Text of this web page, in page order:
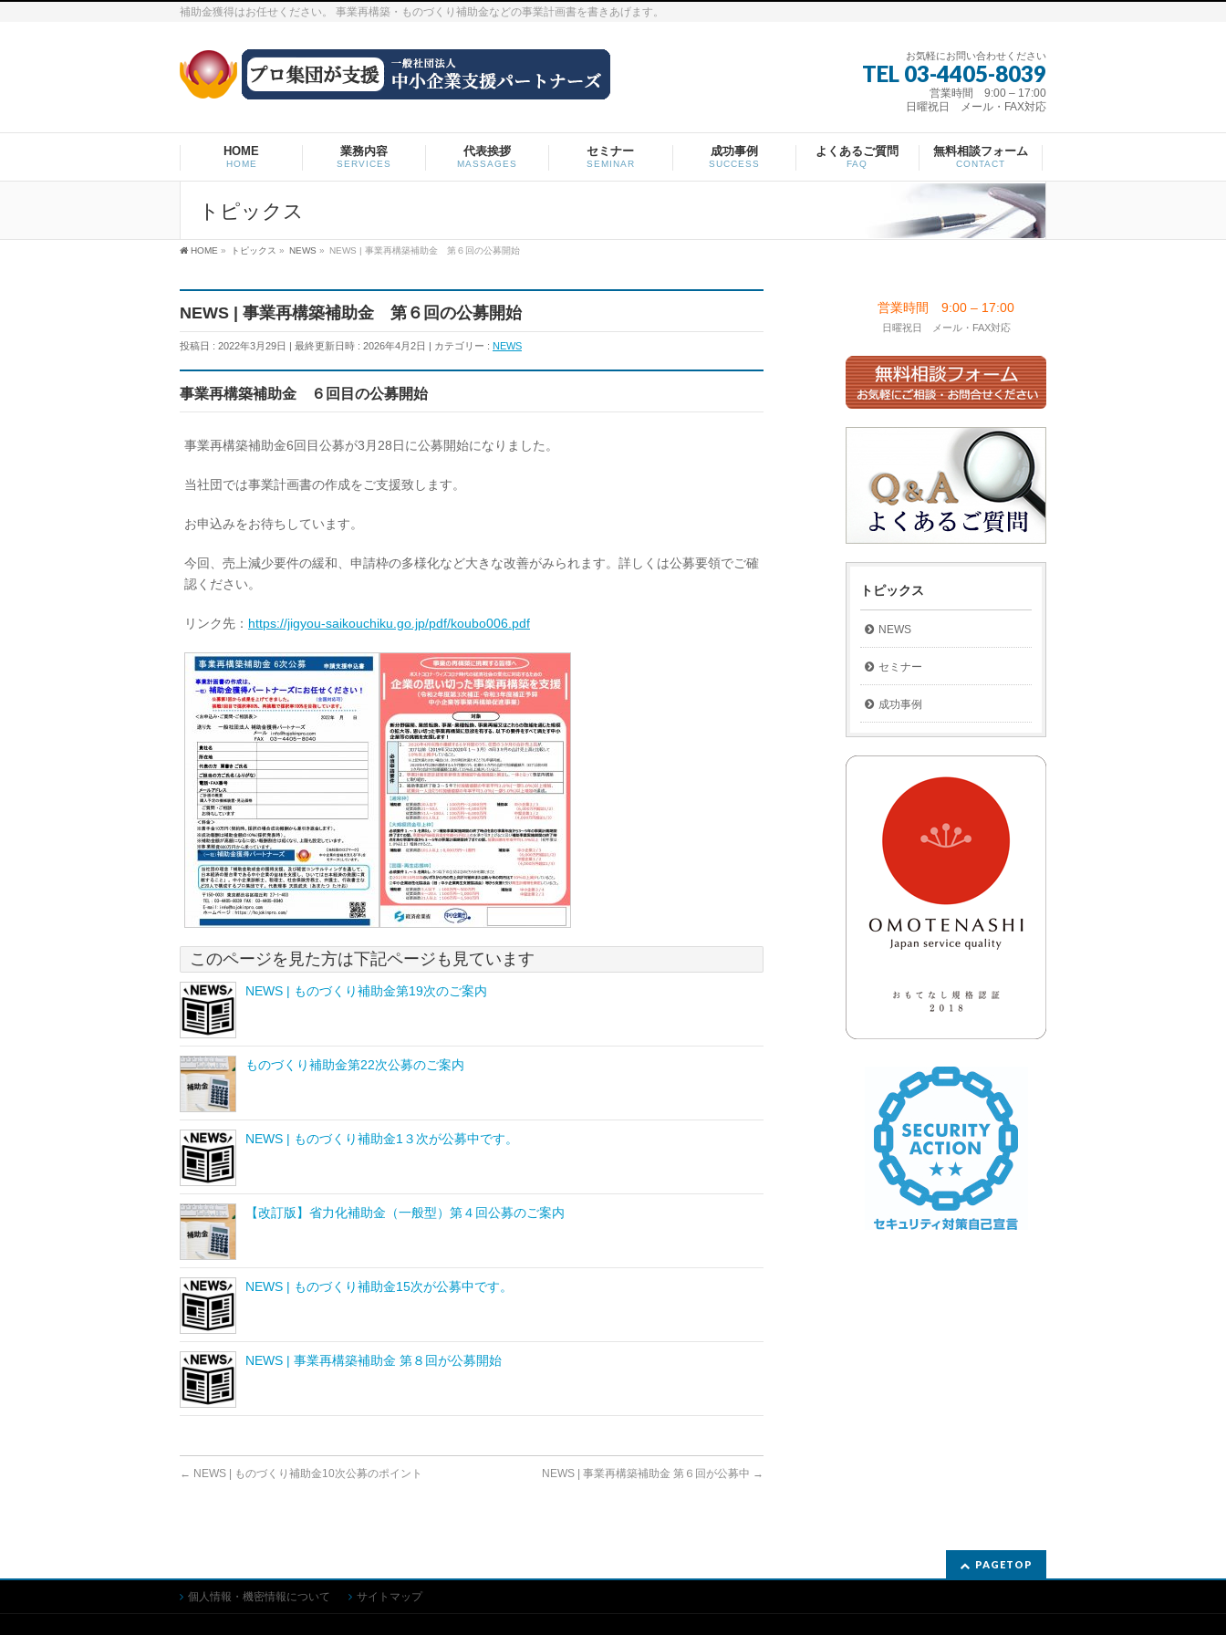
補助金獲得はお任せください。 事業再構築・ものづくり補助金などの事業計画書を書きあげます。
お気軽にお問い合わせください
TEL 03-4405-8039
営業時間 9:00 – 17:00
日曜祝日 メール・FAX対応
HOME
HOME
業務内容
SERVICES
代表挨拶
MASSAGES
セミナー
SEMINAR
成功事例
SUCCESS
よくあるご質問
FAQ
無料相談フォーム
CONTACT
トピックス
HOME » トピックス » NEWS » NEWS | 事業再構築補助金 第６回の公募開始
NEWS | 事業再構築補助金 第６回の公募開始
投稿日 : 2022年3月29日 最終更新日時 : 2026年4月2日 カテゴリー : NEWS
事業再構築補助金 ６回目の公募開始
事業再構築補助金6回目公募が3月28日に公募開始になりました。
当社団では事業計画書の作成をご支援致します。
お申込みをお待ちしています。
今回、売上減少要件の緩和、申請枠の多様化など大きな改善がみられます。詳しくは公募要領でご確
認ください。
リンク先： https://jigyou-saikouchiku.go.jp/pdf/koubo006.pdf
このページを見た方は下記ページも見ています
NEWS | ものづくり補助金第19次のご案内
ものづくり補助金第22次公募のご案内
NEWS | ものづくり補助金1３次が公募中です。
【改訂版】省力化補助金（一般型）第４回公募のご案内
NEWS | ものづくり補助金15次が公募中です。
NEWS | 事業再構築補助金 第８回が公募開始
← NEWS | ものづくり補助金10次公募のポイント NEWS | 事業再構築補助金 第６回が公募中 →
営業時間 9:00 – 17:00
日曜祝日 メール・FAX対応
トピックス
NEWS
セミナー
成功事例
PAGETOP
個人情報・機密情報について サイトマップ